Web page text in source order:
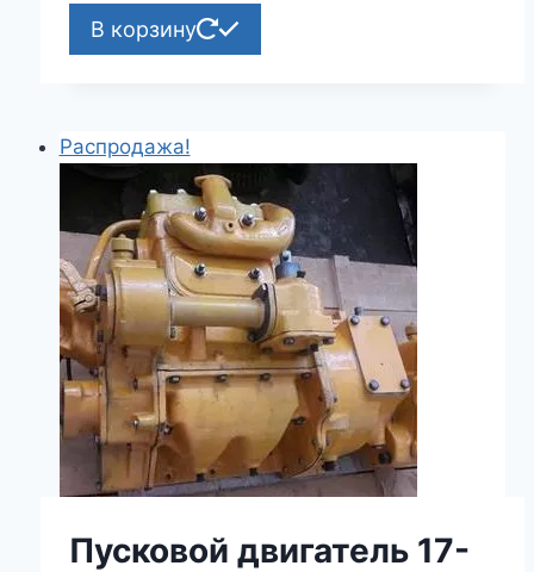
В корзину
Распродажа!
Пусковой двигатель 17-